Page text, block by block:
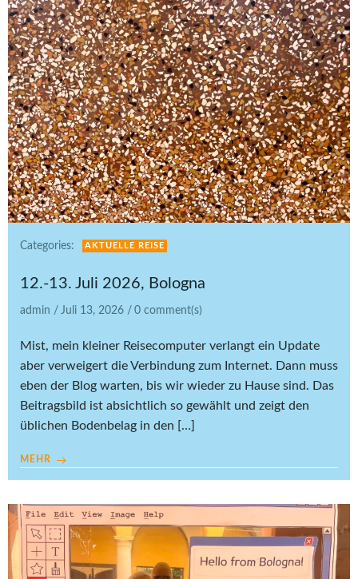
Categories: AKTUELLE REISE
12.-13. Juli 2026, Bologna
admin / Juli 13, 2026 / 0 comment(s)
Mist, mein kleiner Reisecomputer verlangt ein Update
aber verweigert die Verbindung zum Internet. Dann muss
eben der Blog warten, bis wir wieder zu Hause sind. Das
Beitragsbild ist absichtlich so gewählt und zeigt den
üblichen Bodenbelag in den […]
MEHR